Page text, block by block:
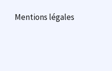
Mentions légales